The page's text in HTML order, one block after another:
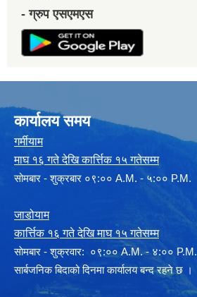
- ग्रुप एसएमएस
कार्यालय समय
गर्मीयाम
माघ १६ गते देखि कार्त्तिक १५ गतेसम्म
सोमबार - शुक्रबार ०९:०० A.M. - ५:०० P.M.
जाडोयाम
कार्त्तिक १६ गते देखि माघ १५ गतेसम्म
साेमबार - शुक्रवार: ०९:०० A.M. - ४:०० P.M.
सार्बजनिक बिदाको दिनमा कार्यालय बन्द रहने छ ।